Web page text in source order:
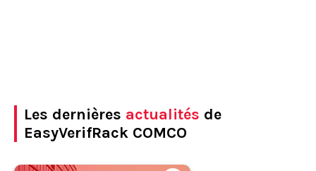
Les dernières actualités de
EasyVerifRack COMCO